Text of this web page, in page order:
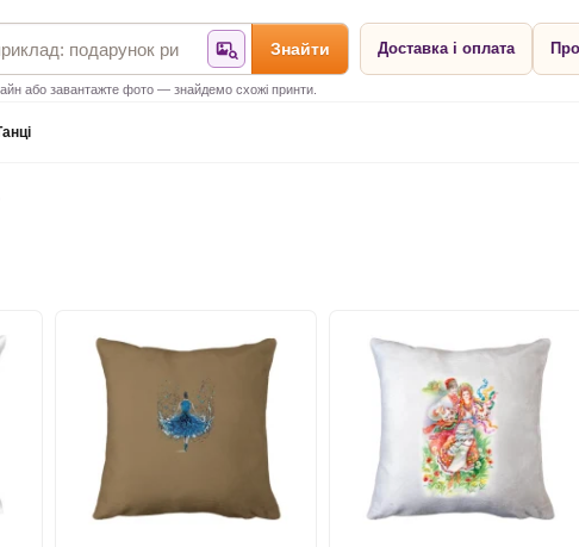
Знайти за фотографією
Знайти
або завантажте фото — знайдемо схожі принти.
Доставка і оплата